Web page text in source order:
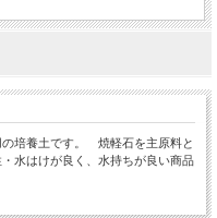
培養土です。 焼軽石を主原料と
水はけが良く、水持ちが良い商品